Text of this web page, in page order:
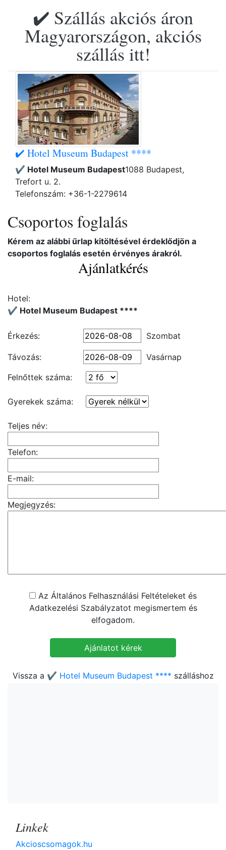
✔️ Szállás akciós áron
Magyarországon, akciós
szállás itt!
✔️ Hotel Museum Budapest ****
✔️ Hotel Museum Budapest1088 Budapest,
Trefort u. 2.
Telefonszám: +36-1-2279614
Csoportos foglalás
Kérem az alábbi űrlap kitöltésével érdeklődjön a
csoportos foglalás esetén érvényes árakról.
Ajánlatkérés
Hotel:
✔️ Hotel Museum Budapest ****
Érkezés: Szombat
Távozás:
Vasárnap
Felnőttek száma:
Gyerekek száma:
Teljes név:
Telefon:
E-mail:
Megjegyzés:
Az Általános Felhasználási Feltételeket és
Adatkezelési Szabályzatot megismertem és
elfogadom.
Vissza a ✔️ Hotel Museum Budapest **** szálláshoz
Linkek
Akcioscsomagok.hu